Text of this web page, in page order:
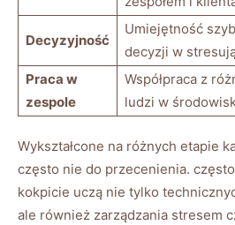
Decyzyjność
Umiejętność
decyzji w
Praca w
⁤zespole
Współpraca z
ludzi w
Wykształcone na różnych etapie
często nie do przecenienia.
kokpicie uczą nie tylko
ale również ​zarządzania⁢ stresem